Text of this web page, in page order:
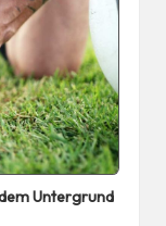
Untergrund